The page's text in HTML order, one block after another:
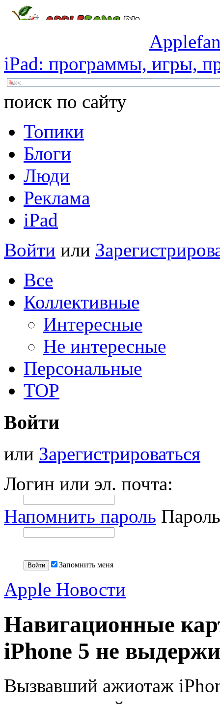
iPad: программы, игры,
поиск по сайту
Топики
Блоги
Люди
Реклама
iPad
Войти или
Все
Коллективные
Интересные
Не интересные
Персональные
TOP
Войти
или Зарегистрироваться
Логин или эл. почта:
Напомнить пароль
Запомнить меня
Apple Новости
Навигационные
iPhone 5 не
Вызвавший ажиотаж